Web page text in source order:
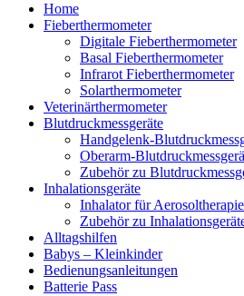
Home
Fieberthermometer
Digitale Fieberthermometer
Basal Fieberthermometer
Infrarot Fieberthermometer
Solarthermometer
Veterinärthermometer
Blutdruckmessgeräte
Handgelenk-
Oberarm-
Zubehör zu
Inhalationsgeräte
Inhalator für Aerosoltherapie
Zubehör zu
Alltagshilfen
Babys – Kleinkinder
Bedienungsanleitungen
Batterie Pass